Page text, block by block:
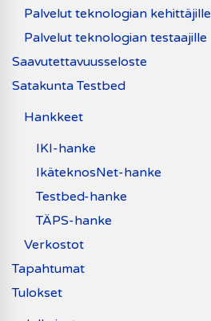
Palvelut teknologian kehittäjille
Palvelut teknologian testaajille
Saavutettavuusseloste
Satakunta Testbed
Hankkeet
IKI-hanke
IkäteknosNet-hanke
Testbed-hanke
TÄPS-hanke
Verkostot
Tapahtumat
Tulokset